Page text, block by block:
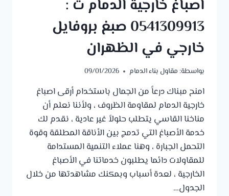
اصباغ خارجية الدمام ت :
0541309913 صبغ بروفايل
خارجي في الظهران
بواسطة: مقاول بناء الدمام 09/01/2026
امنح مبناك درعاً من الجمال باستخدام أرقى اصباغ
خارجية الدمام لمقاومة الظروف ، ولأننا نعلم أن
مناخنا القاسي يتطلب حلولاً غير عادية ، نقدم لك
خدمة الأصباغ التي تدمج بين الأناقة المطلقة وقوة
التحمل الجبارة ، وهنا عملاء التنمية المستدامة
للمقاولات دائما يطلبون خدماتنا في الأصباغ
الخارجية ، لعدة أسباب وبمكنك مشاهدتها من خلال
الجدول…